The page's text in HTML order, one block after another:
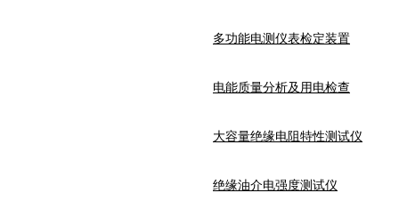
多功能电测仪表检定装置
电能质量分析及用电检查
大容量绝缘电阻特性测试仪
绝缘油介电强度测试仪